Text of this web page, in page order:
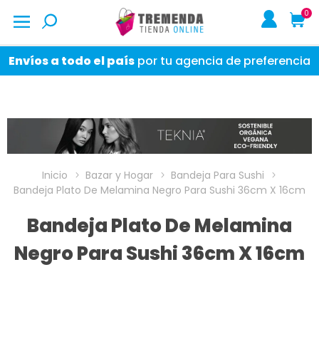
0
Envíos a todo el país por tu agencia de preferencia
Inicio Bazar y Hogar
Bandeja Para Sushi
Bandeja Plato De Melamina Negro Para Sushi 36cm X 16cm
Bandeja Plato De Melamina
Negro Para Sushi 36cm X 16cm